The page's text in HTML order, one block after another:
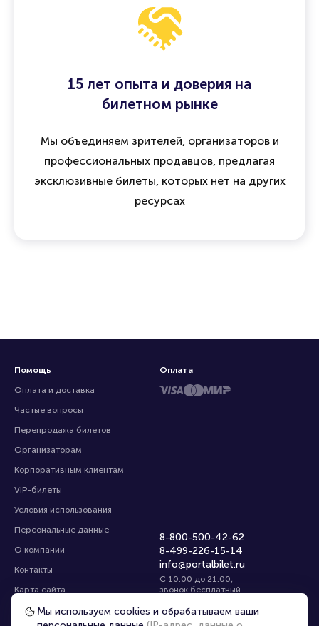
15 лет опыта и доверия на
билетном рынке
Мы объединяем зрителей, организаторов и
профессиональных продавцов, предлагая
эксклюзивные билеты, которых нет на других
ресурсах
Помощь
Оплата и доставка
Частые вопросы
Перепродажа билетов
Организаторам
Корпоративным клиентам
VIP-билеты
Условия использования
Персональные данные
О компании
Контакты
Карта сайта
Управление cookies
8-800-500-42-62
8-499-226-15-14
info@portalbilet.ru
С 10:00 до 21:00,
звонок бесплатный
Все площадки
Оплата
Мы используем cookies и обрабатываем ваши